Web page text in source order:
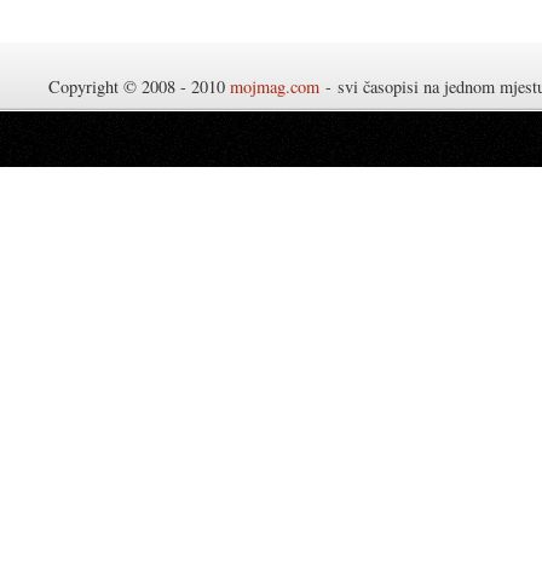
Copyright © 2008 - 2010 mojmag.com - svi časopisi na jednom